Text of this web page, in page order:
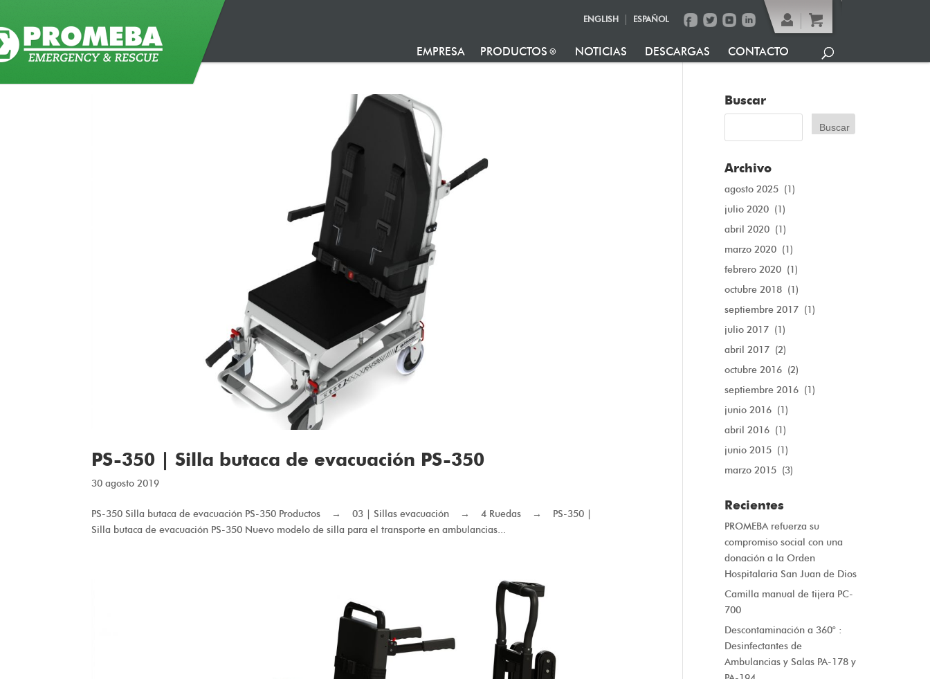
ENGLISH ESPAÑOL
EMPRESA PRODUCTOS NOTICIAS DESCARGAS CONTACTO
PS-350 | Silla butaca de evacuación PS-350
30 agosto 2019
PS-350 Silla butaca de evacuación PS-350 Productos → 03 | Sillas evacuación → 4 Ruedas → PS-350 |
Silla butaca de evacuación PS-350 Nuevo modelo de silla para el transporte en ambulancias...
Buscar
Archivo
agosto 2025 (1)
julio 2020 (1)
abril 2020 (1)
marzo 2020 (1)
febrero 2020 (1)
octubre 2018 (1)
septiembre 2017 (1)
julio 2017 (1)
abril 2017 (2)
octubre 2016 (2)
septiembre 2016 (1)
junio 2016 (1)
abril 2016 (1)
junio 2015 (1)
marzo 2015 (3)
Recientes
PROMEBA refuerza su
compromiso social con una
donación a la Orden
Hospitalaria San Juan de Dios
Camilla manual de tijera PC-
700
Descontaminación a 360° :
Desinfectantes de
Ambulancias y Salas PA-178 y